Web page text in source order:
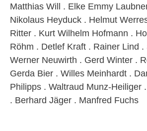
Matthias Will . Elke Emmy
Nikolaus Heyduck . Helmut
Ritter . Kurt Wilhelm Hofmann .
Röhm . Detlef Kraft . Rainer Lind .
Werner Neuwirth . Gerd Winter .
Gerda Bier . Willes Meinhardt .
Philipps . Waltraud Munz-Heiliger
. Berhard Jäger . Manfred Fuchs